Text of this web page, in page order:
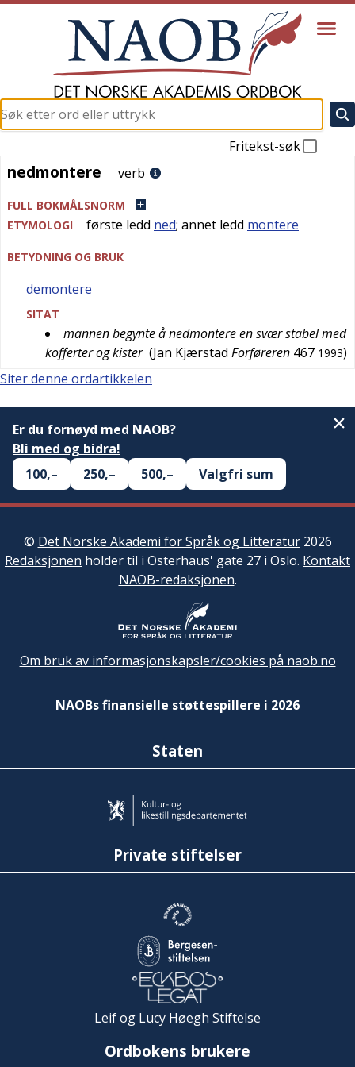
Fritekst-søk
nedmontere
nedmontere verb
FULL BOKMÅLSNORM
ETYMOLOGI
første ledd ned; annet ledd montere
BETYDNING OG BRUK
demontere
SITAT
mannen begynte å nedmontere en svær stabel med
kofferter og kister (Jan Kjærstad Forføreren 467 1993)
Siter denne ordartikkelen
Er du fornøyd med NAOB?
Bli med og bidra!
100,–
250,– 500,– Valgfri sum
© Det Norske Akademi for Språk og Litteratur2026
Redaksjonen holder til i Osterhaus' gate 27 i Oslo. Kontakt
NAOB-redaksjonen.
Om bruk av informasjonskapsler/cookies på naob.no
NAOBs finansielle støttespillere i 2026
Staten
Private stiftelser
Leif og Lucy Høegh Stiftelse
Ordbokens brukere